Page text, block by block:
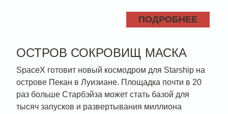
ПОДРОБНЕЕ
ОСТРОВ СОКРОВИЩ МАСКА
SpaceX готовит новый космодром для Starship на
острове Пекан в Луизиане. Площадка почти в 20
раз больше Старбэйза может стать базой для
тысяч запусков и развертывания миллиона